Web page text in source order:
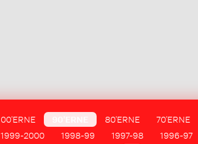
00'ERNE 80'ERNE 70'ERNE
1999-2000
1998-99 1997-98 1996-97